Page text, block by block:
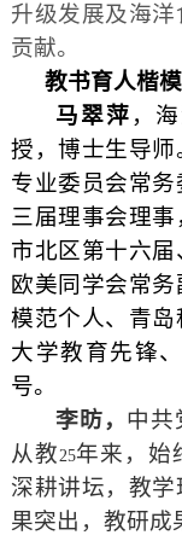
升级发展及海
贡献。
教书育人楷模
马翠萍 ，
授，博士生导
专业委员会常
三届理事会理
市北区第十六
欧美同学会常
模范个人、青
大学教育先锋
号。
李昉， 中共
从教25年来，始
深耕讲坛，教
果突出，教研成